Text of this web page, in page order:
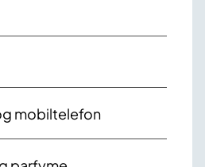
mobiltelefon